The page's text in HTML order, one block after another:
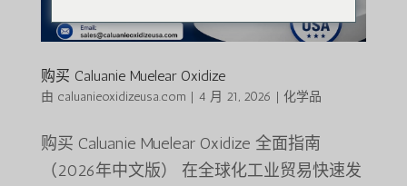
购买 Caluanie Muelear Oxidize
由 caluanieoxidizeusa.com | 4 月 21, 2026 | 化学品
购买 Caluanie Muelear Oxidize 全面指南
（2026年中文版） 在全球化工业贸易快速发